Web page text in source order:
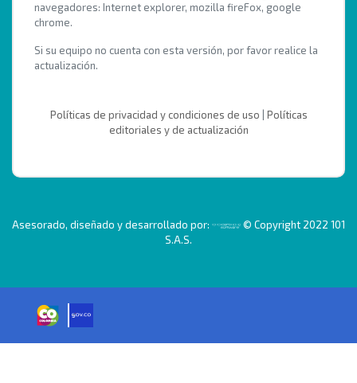
navegadores: Internet explorer, mozilla fireFox, google
chrome.
Si su equipo no cuenta con esta versión, por favor realice la
actualización.
Políticas de privacidad y condiciones de uso
Políticas
editoriales y de actualización
Asesorado, diseñado y desarrollado por:
© Copyright 2022 101
S.A.S.